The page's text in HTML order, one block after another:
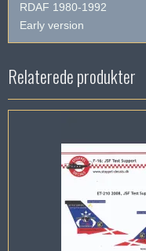
RDAF 1980-1992
Early version
Relaterede produkter